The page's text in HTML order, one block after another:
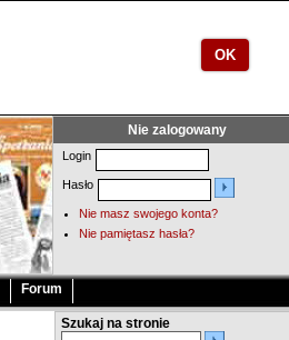
OK
Nie zalogowany
Login
Hasło
Nie masz swojego konta?
Nie pamiętasz hasła?
Forum
Szukaj na stronie